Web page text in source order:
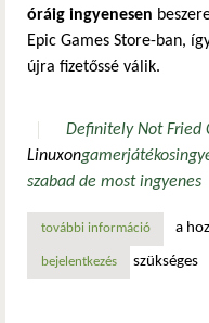
óráig ingyenesen
Epic Games Store-ban,
újra fizetőssé válik.
Definitely Not Fried
Linuxongamerjátékos
szabad de most ingyenes
további információdefinitely
a
bejelentkezés szükséges